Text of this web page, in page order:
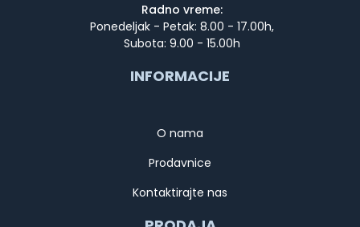
Radno vreme:
Ponedeljak - Petak: 8.00 - 17.00h,
Subota: 9.00 - 15.00h
INFORMACIJE
O nama
Prodavnice
Kontaktirajte nas